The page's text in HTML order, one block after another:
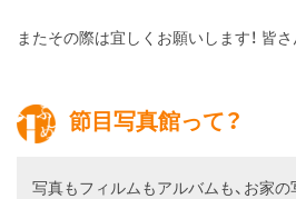
またその際は宜しくお願いします！ 皆さ
節目写真館って？
写真もフィルムもアルバムも、お家